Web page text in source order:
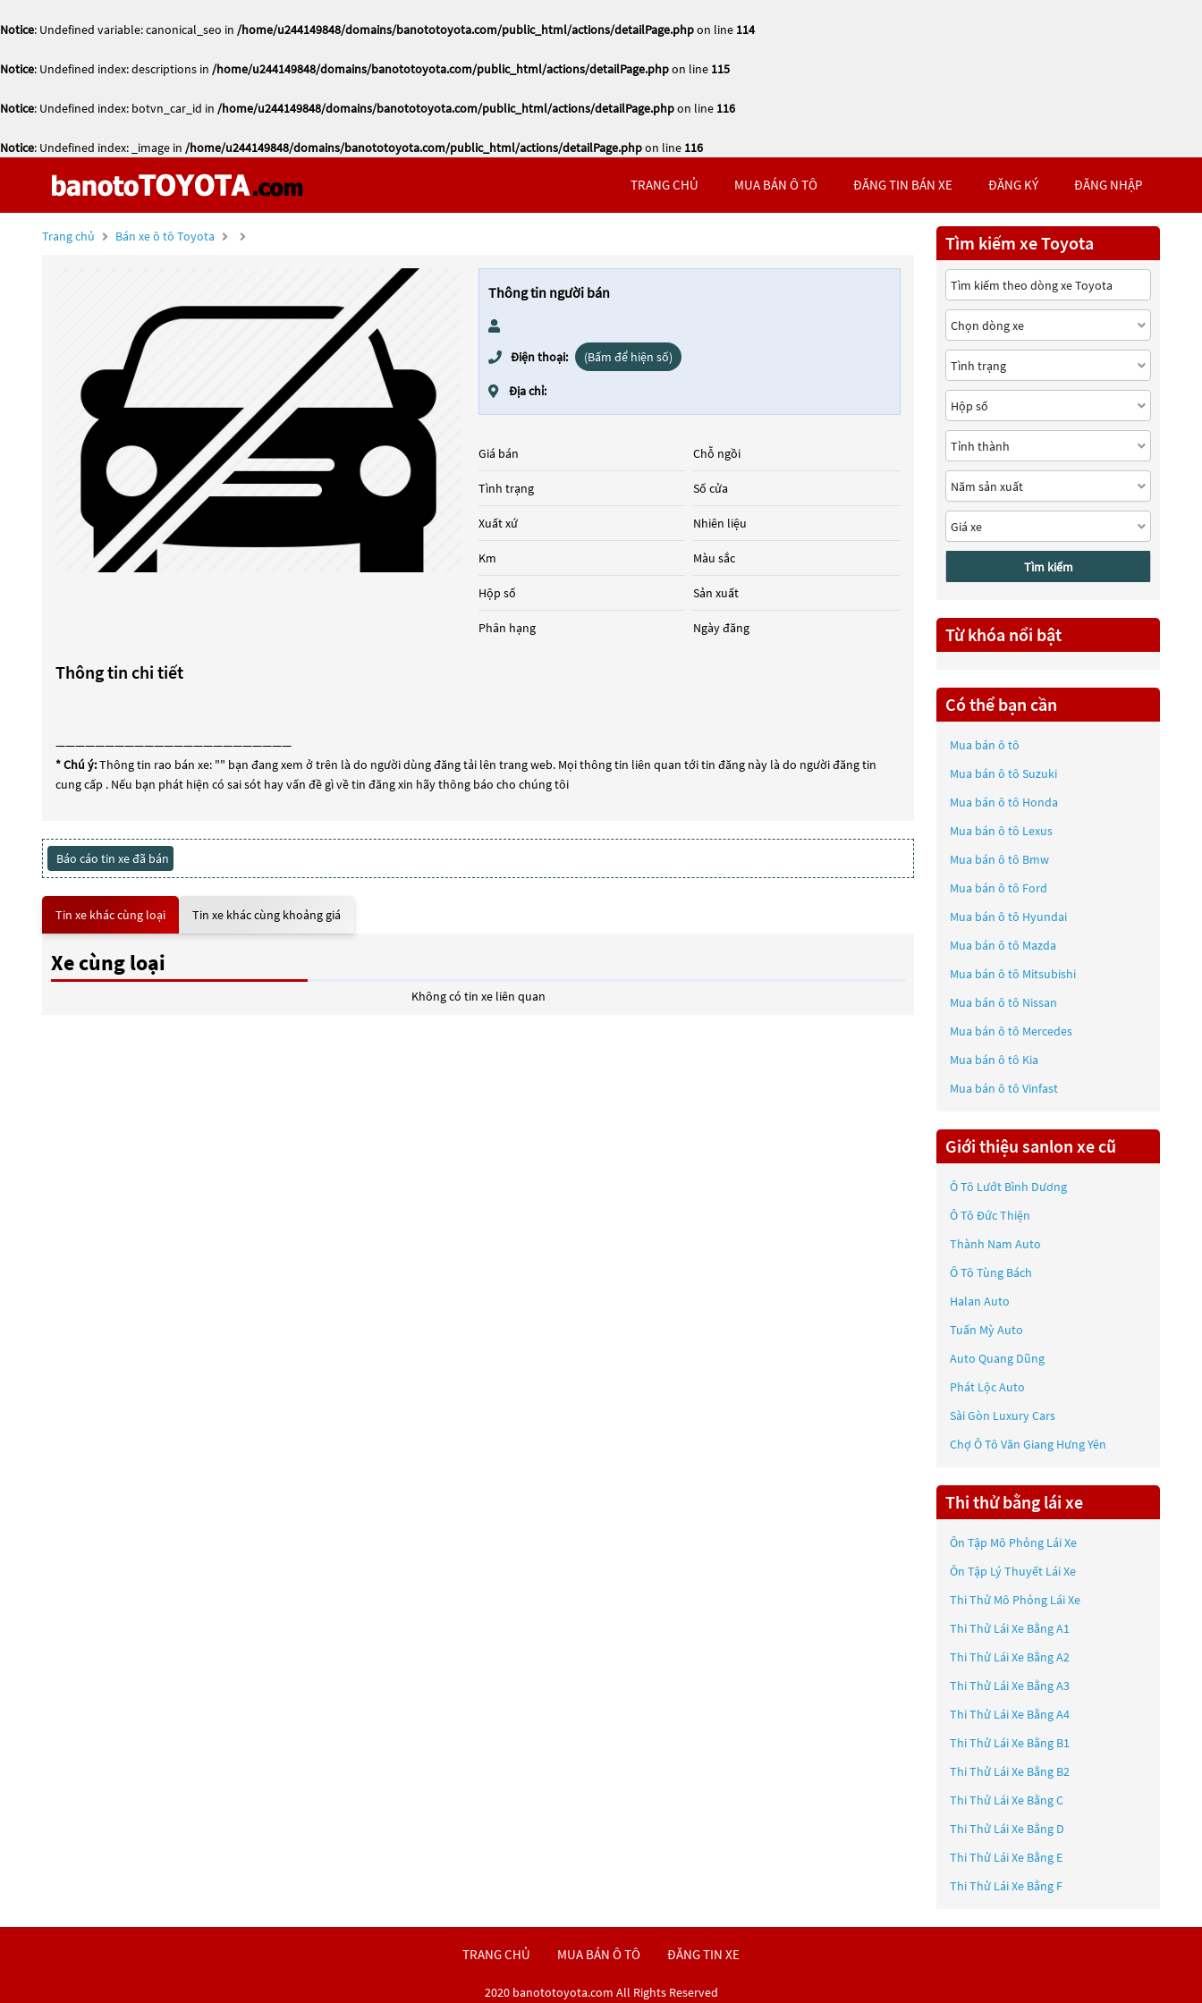
Notice: Undefined variable: canonical_seo in /home/u244149848/domains/banototoyota.com/public_html/actions/detailPage.phpon line 114
Notice: Undefined index: descriptions in /home/u244149848/domains/banototoyota.com/public_html/actions/detailPage.phpon line 115
Notice: Undefined index: botvn_car_id in /home/u244149848/domains/banototoyota.com/public_html/actions/detailPage.phpon line 116
Notice: Undefined index: _image in /home/u244149848/domains/banototoyota.com/public_html/actions/detailPage.phpon line 116
TRANG CHỦ MUA BÁN Ô TÔ ĐĂNG TIN BÁN XE ĐĂNG KÝ ĐĂNG NHẬP
Trang chủ Bán xe ô tô Toyota
Thông tin người bán
Điện thoại: (Bấm để hiện số)
Địa chỉ:
Giá bán
Tình trạng
Xuất xứ
Km
Hộp số
Phân hạng
Chỗ ngồi
Số cửa
Nhiên liệu
Màu sắc
Sản xuất
Ngày đăng
Thông tin chi tiết
————————————————————————
* Chú ý:Thông tin rao bán xe: "" bạn đang xem ở trên là do người dùng đăng tải lên trang web. Mọi thông tin liên quan tới tin đăng này là do người đăng tin
cung cấp . Nếu bạn phát hiện có sai sót hay vấn đề gì về tin đăng xin hãy thông báo cho chúng tôi
Báo cáo tin xe đã bán
Tin xe khác cùng loại Tin xe khác cùng khoảng giá
Xe cùng loại
Không có tin xe liên quan
Tìm kiếm xe Toyota
Tìm kiếm
Từ khóa nổi bật
Có thể bạn cần
Mua bán ô tô
Mua bán ô tô Suzuki
Mua bán ô tô Honda
Mua bán ô tô Lexus
Mua bán ô tô Bmw
Mua bán ô tô Ford
Mua bán ô tô Hyundai
Mua bán ô tô Mazda
Mua bán ô tô Mitsubishi
Mua bán ô tô Nissan
Mua bán ô tô Mercedes
Mua bán ô tô Kia
Mua bán ô tô Vinfast
Giới thiệu sanlon xe cũ
Ô Tô Lướt Bình Dương
Ô Tô Đức Thiện
Thành Nam Auto
Ô Tô Tùng Bách
Halan Auto
Tuấn Mỳ Auto
Auto Quang Dũng
Phát Lộc Auto
Sài Gòn Luxury Cars
Chợ Ô Tô Văn Giang Hưng Yên
Thi thử bằng lái xe
Ôn Tập Mô Phỏng Lái Xe
Ôn Tập Lý Thuyết Lái Xe
Thi Thử Mô Phỏng Lái Xe
Thi Thử Lái Xe Bằng A1
Thi Thử Lái Xe Bằng A2
Thi Thử Lái Xe Bằng A3
Thi Thử Lái Xe Bằng A4
Thi Thử Lái Xe Bằng B1
Thi Thử Lái Xe Bằng B2
Thi Thử Lái Xe Bằng C
Thi Thử Lái Xe Bằng D
Thi Thử Lái Xe Bằng E
Thi Thử Lái Xe Bằng F
TRANG CHỦ MUA BÁN Ô TÔ ĐĂNG TIN XE
2020 banototoyota.com All Rights Reserved